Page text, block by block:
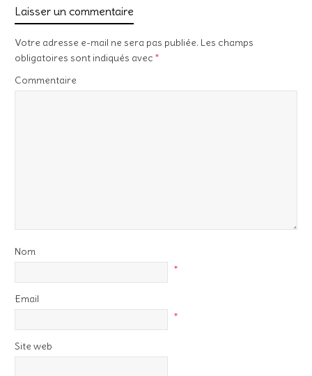
Laisser un commentaire
Votre adresse e-mail ne sera pas publiée. Les champs
obligatoires sont indiqués avec *
Commentaire
Nom
*
Email
*
Site web